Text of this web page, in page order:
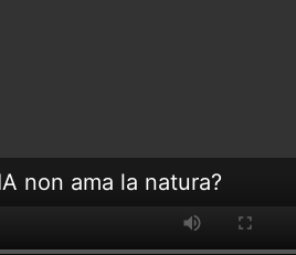
non ama la natura?